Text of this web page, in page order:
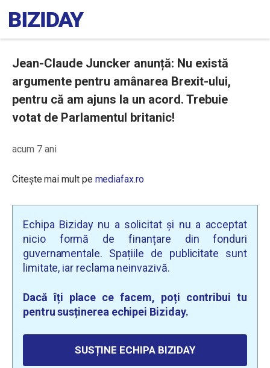
Jean-Claude Juncker anunță: Nu există
argumente pentru amânarea Brexit-ului,
pentru că am ajuns la un acord. Trebuie
votat de Parlamentul britanic!
acum 7 ani
Citește mai mult pe mediafax.ro
Echipa Biziday nu a solicitat și nu a acceptat
nicio formă de finanțare din fonduri
guvernamentale. Spațiile de publicitate sunt
limitate, iar reclama neinvazivă.
Dacă îți place ce facem, poți contribui tu
pentru susținerea echipei Biziday.
SUSȚINE ECHIPA BIZIDAY